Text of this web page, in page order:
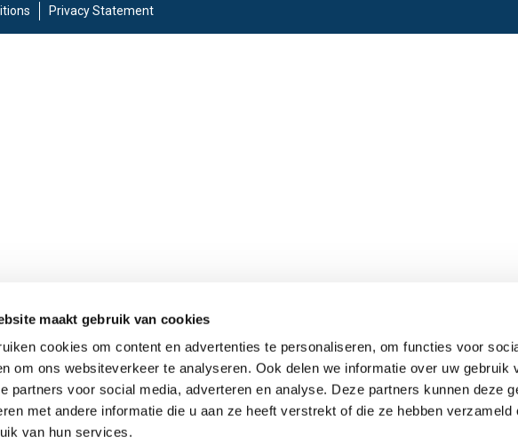
maakt gebruik van cookies
cookies om content en advertenties te personaliseren, om functies voor
om ons websiteverkeer te analyseren. Ook delen we informatie over uw gebruik
partners voor social media, adverteren en analyse. Deze partners kunnen deze
met andere informatie die u aan ze heeft verstrekt of die ze hebben verzameld
van hun services.
Privacy Statement